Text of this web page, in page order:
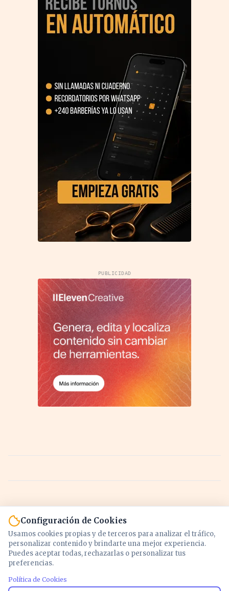
PUBLICIDAD
Noticias y análisis de economía, mercados,
Configuración de Cookies
Usamos cookies propias y de terceros para analizar el tráfico,
personalizar contenido y brindarte una mejor experiencia.
Puedes aceptar todas, rechazarlas o personalizar tus
preferencias.
Política de Cookies